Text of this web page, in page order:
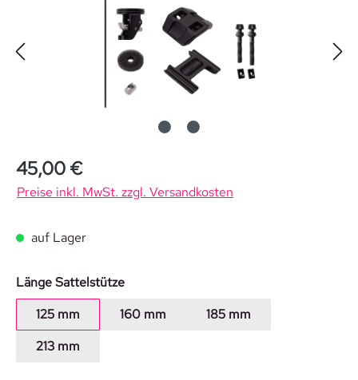
Regulärer Preis:
45,00 €
Preise inkl. MwSt. zzgl. Versandkosten
auf Lager
Länge Sattelstützeauswählen
125 mm
160 mm
185 mm
213 mm